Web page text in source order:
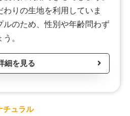
りの生地を利用していま
ルのため、性別や年齢問わず
。
細を見る
チュラル